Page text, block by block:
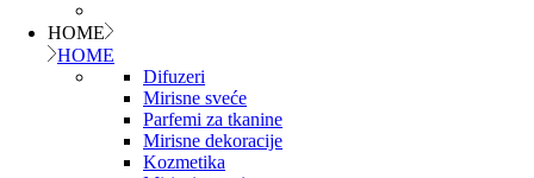
HOME
HOME
Difuzeri
Mirisne sveće
Parfemi za tkanine
Mirisne dekoracije
Kozmetika